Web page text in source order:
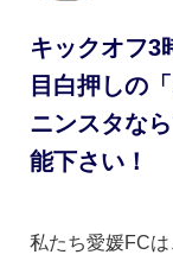
キックオフ3
目白押しの
ニンスタな
能下さい！
私たち愛媛FC